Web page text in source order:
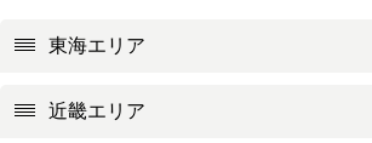
東海エリア
近畿エリア